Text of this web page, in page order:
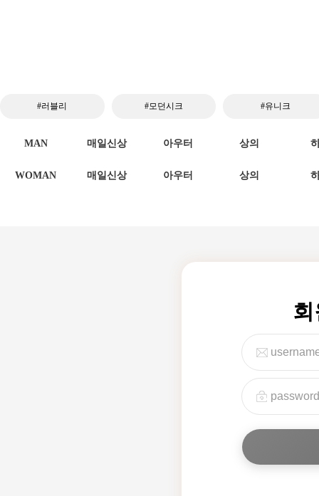
#러블리 #모던시크 #유니크
MAN 매일신상 아우터 상의
WOMAN 매일신상 아우터 상의